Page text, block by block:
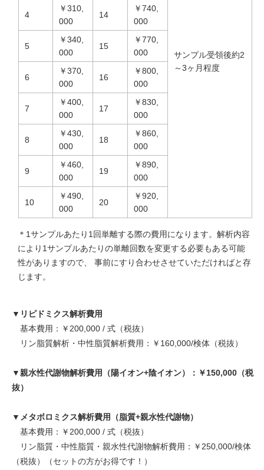
サンプル受領後約2
～3ヶ月程度
4
￥310,
000
14
￥740,
000
5
￥340,
000
15
￥770,
000
6
￥370,
000
16
￥800,
000
7
￥400,
000
17
￥830,
000
8
￥430,
000
18
￥860,
000
9
￥460,
000
19
￥890,
000
10
￥490,
000
20
￥920,
000
＊1サンプルあたり1回単離する際の費用になります。解析内容
により1サンプルあたりの単離回数を変更する必要もある可能
性がありますので、 事前にすり合わせさせていただければと存
じます。
▼リピドミクス解析費用
基本費用：￥200,000 / 式（税抜）
リン脂質解析・中性脂質解析費用：￥160,000/検体（税抜）
▼親水性代謝物解析費用（陽イオン+陰イオン）：￥150,000（税
抜）
▼メタボロミクス解析費用（脂質+親水性代謝物）
基本費用：￥200,000 / 式（税抜）
リン脂質・中性脂質・親水性代謝物解析費用：￥250,000/検体
（税抜）（セットの方がお得です！）